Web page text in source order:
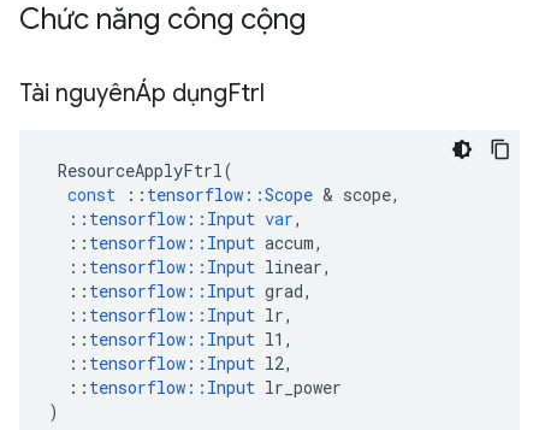
Chức năng công cộng
Tài nguyênÁp dụngFtrl
ResourceApplyFtrl(
const
:: tensorflow ::Scope & scope,
:: tensorflow :: Input var,
:: tensorflow :: Input accum,
:: tensorflow :: Input linear,
:: tensorflow :: Input grad,
:: tensorflow :: Input lr,
:: tensorflow :: Input l1 ,
:: tensorflow :: Input l2,
:: tensorflow :: Input lr_power
)